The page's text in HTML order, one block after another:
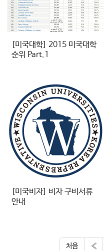
[미국대학] 2015 미국대학
순위 Part.1
[미국비자] 비자 구비서류
안내
처음 «